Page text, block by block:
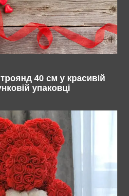
40 см у красивій
упаковці